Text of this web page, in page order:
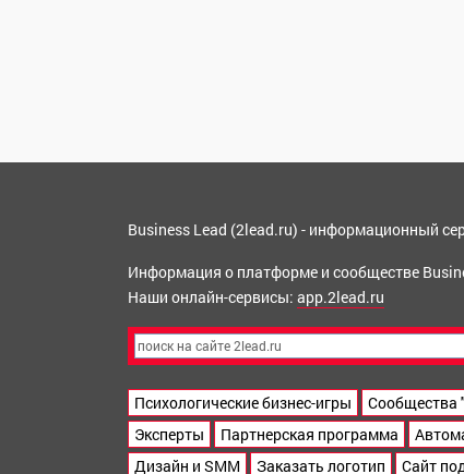
Business Lead (2lead.ru) - информационный
Информация о платформе и сообществе
Наши онлайн-сервисы: app.2lead.ru
Психологические бизнес-игры Сообщества
Эксперты
Партнерская программа
Дизайн и SMM
Заказать логотип Сайт